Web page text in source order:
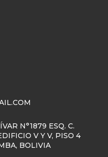
N°1879 ESQ. C.
V Y V, PISO 4
BOLIVIA